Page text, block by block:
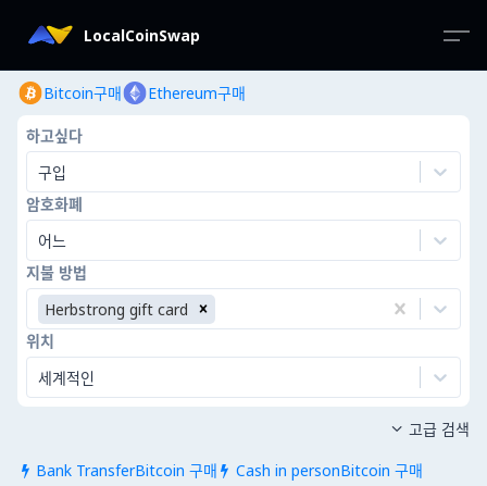
LocalCoinSwap
Bitcoin구매 Ethereum구매
하고싶다
구입
암호화폐
어느
지불 방법
Herbstrong gift card
위치
세계적인
 Bank TransferBitcoin 구매  Cash in personBitcoin 구매
 고급 검색